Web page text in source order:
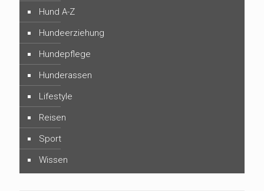
Hund A-Z
Hundeerziehung
Hundepflege
Hunderassen
Lifestyle
Reisen
Sport
Wissen